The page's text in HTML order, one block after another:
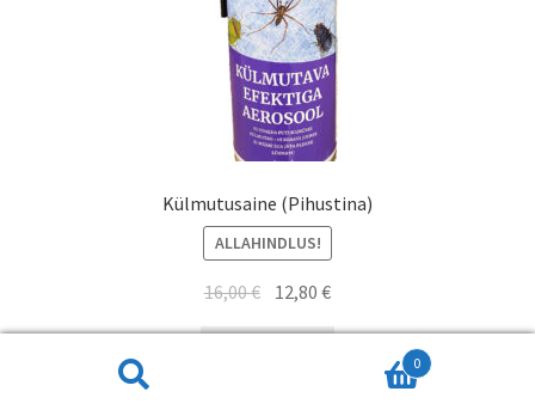
Külmutusaine (Pihustina)
ALLAHINDLUS!
16,00€ 12,80€
0